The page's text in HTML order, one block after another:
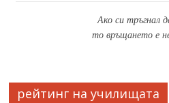
Ако си тръгнал
то връщането е
рейтинг на училищата